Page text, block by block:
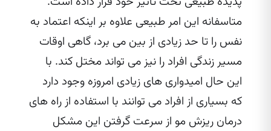
متاسفانه این امر طبیعی علاوه بر اینکه اعتماد به
نفس را تا حد زیادی از بین می‌ برد، گاهی اوقات
مسیر زندگی افراد را نیز می‌ تواند مختل کند. با
این حال امیدواری‌ های زیادی امروزه وجود دارد
که بسیاری از افراد می‌ توانند با استفاده از راه‌ های
درمان ریزش مو از سرعت گرفتن این مشکل